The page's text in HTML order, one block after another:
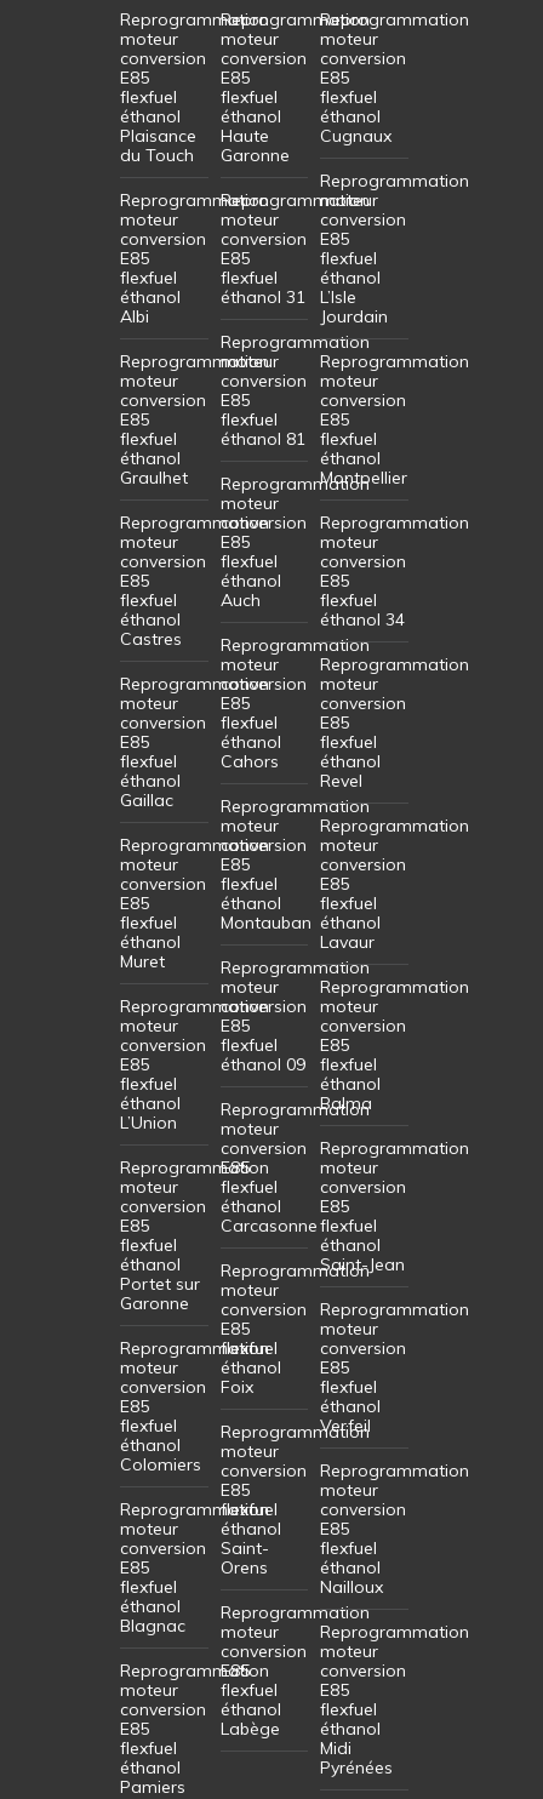
Reprogrammation
moteur
conversion
E85
flexfuel
éthanol
Plaisance
du Touch
Reprogrammation
moteur
conversion
E85
flexfuel
éthanol
Albi
Reprogrammation
moteur
conversion
E85
flexfuel
éthanol
Graulhet
Reprogrammation
moteur
conversion
E85
flexfuel
éthanol
Castres
Reprogrammation
moteur
conversion
E85
flexfuel
éthanol
Gaillac
Reprogrammation
moteur
conversion
E85
flexfuel
éthanol
Muret
Reprogrammation
moteur
conversion
E85
flexfuel
éthanol
L’Union
Reprogrammation
moteur
conversion
E85
flexfuel
éthanol
Portet sur
Garonne
Reprogrammation
moteur
conversion
E85
flexfuel
éthanol
Colomiers
Reprogrammation
moteur
conversion
E85
flexfuel
éthanol
Blagnac
Reprogrammation
moteur
conversion
E85
flexfuel
éthanol
Pamiers
Reprogrammation
moteur
conversion
E85
flexfuel
éthanol
Haute
Garonne
Reprogrammation
moteur
conversion
E85
flexfuel
éthanol 31
Reprogrammation
moteur
conversion
E85
flexfuel
éthanol 81
Reprogrammation
moteur
conversion
E85
flexfuel
éthanol
Auch
Reprogrammation
moteur
conversion
E85
flexfuel
éthanol
Cahors
Reprogrammation
moteur
conversion
E85
flexfuel
éthanol
Montauban
Reprogrammation
moteur
conversion
E85
flexfuel
éthanol 09
Reprogrammation
moteur
conversion
E85
flexfuel
éthanol
Carcasonne
Reprogrammation
moteur
conversion
E85
flexfuel
éthanol
Foix
Reprogrammation
moteur
conversion
E85
flexfuel
éthanol
Saint-
Orens
Reprogrammation
moteur
conversion
E85
flexfuel
éthanol
Labège
Reprogrammation
moteur
conversion
E85
flexfuel
éthanol
Cugnaux
Reprogrammation
moteur
conversion
E85
flexfuel
éthanol
L’Isle
Jourdain
Reprogrammation
moteur
conversion
E85
flexfuel
éthanol
Montpellier
Reprogrammation
moteur
conversion
E85
flexfuel
éthanol 34
Reprogrammation
moteur
conversion
E85
flexfuel
éthanol
Revel
Reprogrammation
moteur
conversion
E85
flexfuel
éthanol
Lavaur
Reprogrammation
moteur
conversion
E85
flexfuel
éthanol
Balma
Reprogrammation
moteur
conversion
E85
flexfuel
éthanol
Saint-Jean
Reprogrammation
moteur
conversion
E85
flexfuel
éthanol
Verfeil
Reprogrammation
moteur
conversion
E85
flexfuel
éthanol
Nailloux
Reprogrammation
moteur
conversion
E85
flexfuel
éthanol
Midi
Pyrénées